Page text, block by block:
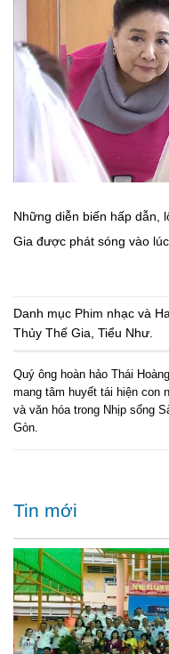
Những diễn biến hấp dẫn,
Gia được phát sóng vào
Danh mục Phim nhạc và
Thủy Thế Gia Tiểu Như
Quý ông hoàn hảo Thái Hoàng
mang tâm huyết tái hiện con
và văn hóa trong Nhịp sống
Gòn.
Tin mới